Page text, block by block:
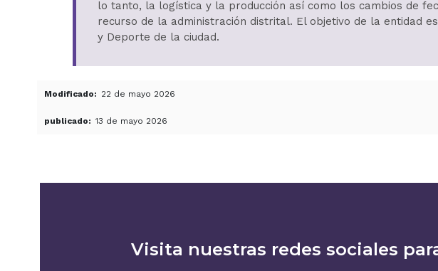
lo tanto, la logística y la producción así como los cambios de
recurso de la administración distrital. El objetivo de la entidad
y Deporte de la ciudad.
Modificado 22 de mayo 2026
publicado 13 de mayo 2026
Visita nuestras redes sociales